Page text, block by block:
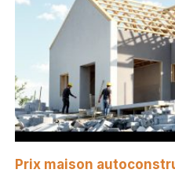
Prix maison